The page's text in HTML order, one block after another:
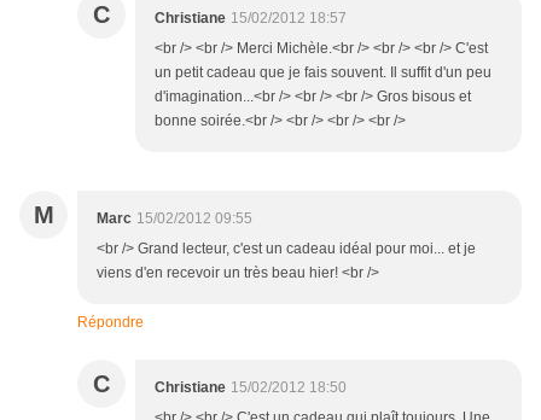
C Christiane 15/02/2012 18:57
<br /> <br /> Merci Michèle.<br /> <br /> <br /> C'est
un petit cadeau que je fais souvent. Il suffit d'un peu
d'imagination...<br /> <br /> <br /> Gros bisous et
bonne soirée.<br /> <br /> <br /> <br />
M Marc 15/02/2012 09:55
<br /> Grand lecteur, c'est un cadeau idéal pour moi... et je
viens d'en recevoir un très beau hier! <br />
Répondre
C Christiane 15/02/2012 18:50